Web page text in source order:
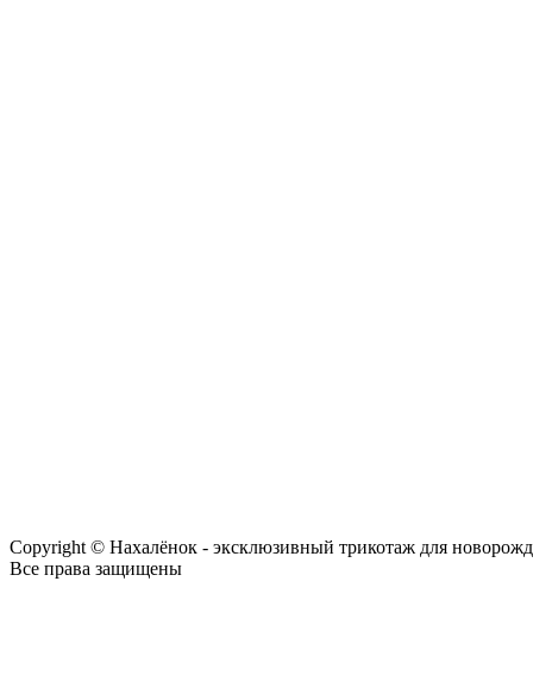
Copyright © Нахалёнок - эксклюзивный трикотаж для
Все права защищены